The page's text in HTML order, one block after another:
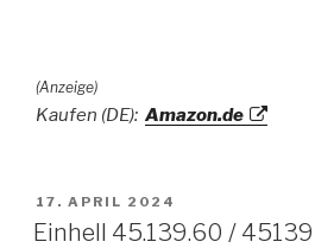
(Anzeige)
Kaufen (DE): Amazon.de
VERÖFFENTLICHT
AM
17. APRIL 2024
Einhell 45.139.60 /